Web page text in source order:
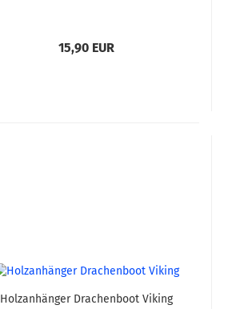
15,90 EUR
Holzanhänger Drachenboot Viking